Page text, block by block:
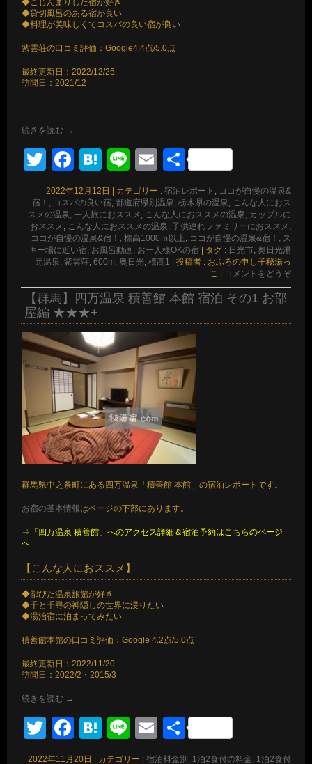
◆こじんまりした宿が好き
◆貸切風呂のある宿が良い
◆料理が美味しくてコスパの良い宿が良い
紫雲荘の口コミ評価：Google4.4点/5.0点
最終更新日：2022/12/25
訪問日：2021/12
続きを読む →
TwitterFacebook
Hatena
LineEmail
共
有
2022年12月12日 カテゴリー : 宿泊レポート , ココが自慢の温泉&
宿！, コスパの良い宿, 都道府県別温泉, 栃木県の温泉, こんな人におス
スメの温泉, 一人旅におススメ , こんな人におススメの温泉, カップルに
おススメ , こんな人におススメの温泉, 子供連れファミリーにおススメ ,
ココが自慢の温泉&宿！, 標高1000ｍ以上, ココが自慢の温泉&宿！, ス
キー場に近い宿, お風呂動画, お一人様OKの宿 タグ : 日光市, 奥日光湯
元温泉, 紫雲荘, 600m, 奥日光, 標高1
投稿者 : おふろの申し子秘湯っ
こ
コメントをどうぞ
【群馬】四万温泉 積善館 本館 宿泊 その1 お部
屋編 ★★★+
群馬県中之条町にある四万温泉「積善館 本館」の宿泊レポートです。
お宿の基本情報はページの下部にあります。
⇒「四万温泉 積善館」へのアクセス詳細＆宿泊予約はこちらのページ
へ
【こんな人におススメ】
◆鄙びた温泉旅館が好き
◆千と千尋の神隠しの世界に浸りたい
◆湯治宿に泊まってみたい
積善館本館の口コミ評価：Google 4.2点/5.0点
最終更新日：2022/11/20
訪問日：2022/2・2015/3
続きを読む →
TwitterFacebook
Hatena
LineEmail
共
有
2022年11月20日 カテゴリー : 宿泊料金別, 1泊2食付の料金, 1泊2食付